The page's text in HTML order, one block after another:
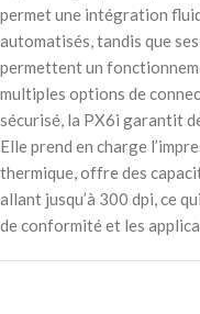
permet une intégration
automatisés, tandis que
permettent un
multiples options de
sécurisé, la PX6i garantit
Elle prend en charge
thermique, offre des
allant jusqu’à 300 dpi, ce
de conformité et les